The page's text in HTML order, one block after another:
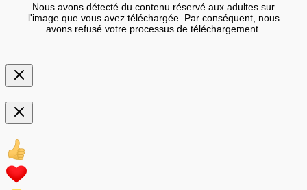
Nous avons détecté du contenu réservé aux adultes sur
l'image que vous avez téléchargée. Par conséquent, nous
avons refusé votre processus de téléchargement.